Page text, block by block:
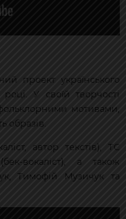
проект українського
У своїй творчості
мотивами,
образів.
автор текстів), ТС
вокаліст), а також
Тимофій Музичук та